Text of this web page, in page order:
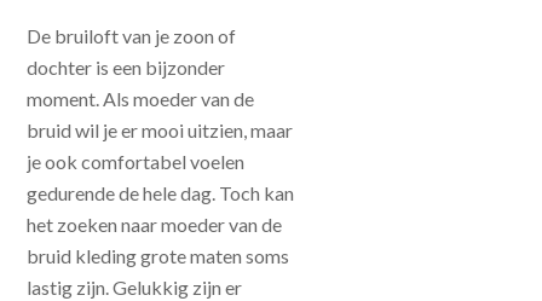
De bruiloft van je zoon of
dochter is een bijzonder
moment. Als moeder van de
bruid wil je er mooi uitzien, maar
je ook comfortabel voelen
gedurende de hele dag. Toch kan
het zoeken naar moeder van de
bruid kleding grote maten soms
lastig zijn. Gelukkig zijn er